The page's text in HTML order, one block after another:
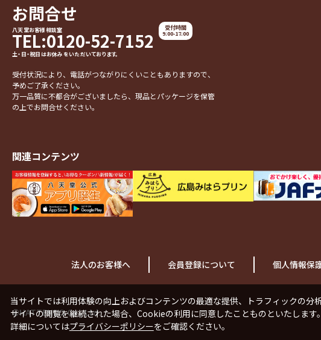
お問合せ
八天堂お客様相談室
TEL:0120-52-7152
土・日・祝日はお休みをいただいております。
受付時間
9:00-17:00
受付状況により、電話がつながりにくいこともありますので、
予めご了承ください。
万一品質に不都合がございましたら、現品とパッケージを保管
の上でお問合せください。
関連コンテンツ
法人のお客様へ 会員登録について 個人情報保
©HATTENDO Co., Ltd.
当サイトでは利用体験の向上およびコンテンツの最適な提供、トラフィックの分
サイトの閲覧を継続された場合、Cookieの利用に同意したことものといたします。
詳細についてはプライバシーポリシーをご確認ください。